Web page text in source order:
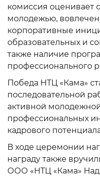
комиссия оценивает
молодежью,
корпоративные
образовательных и
также наличие
профессионального
Победа НТЦ «Кама»
последовательной
активной
профессиональных
кадрового
В ходе церемонии
награду также
ООО «НТЦ «Кама»